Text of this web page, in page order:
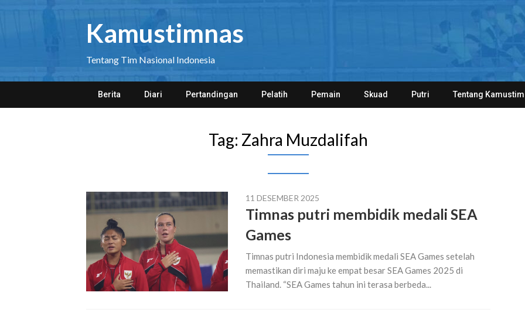
Kamustimnas
Tentang Tim Nasional Indonesia
Berita Diari Pertandingan Pelatih Pemain Skuad Putri Tentang
Tag: Zahra Muzdalifah
11 DESEMBER 2025
Timnas putri membidik medali SEA
Games
Timnas putri Indonesia membidik medali SEA Games setelah
memastikan diri maju ke empat besar SEA Games 2025 di
Thailand. “SEA Games tahun ini terasa berbeda...